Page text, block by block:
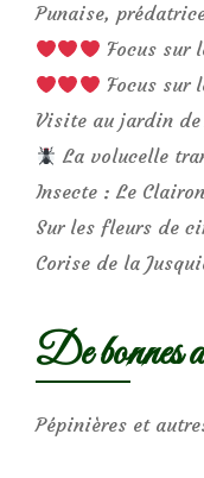
Punaise,
Focus sur
Focus sur
Visite au jardin
La volucelle
Insecte : Le Clairon
Sur les fleurs de
Corise de la
De bonnes
Pépinières et